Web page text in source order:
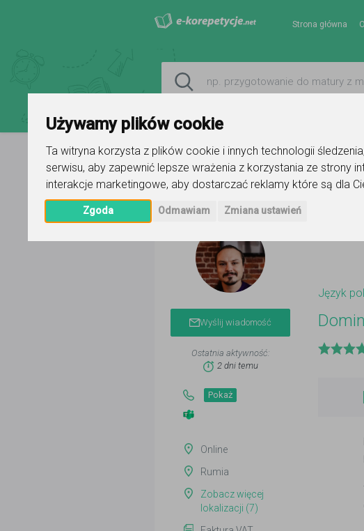
Używamy plików cookie
Ta witryna korzysta z plików cookie i innych technologii
serwisu, aby zapewnić lepsze wrażenia z korzystania ze strony
interakcje marketingowe, aby dostarczać reklamy które są dla
Zgoda Odmawiam Zmiana ustawień
Strona główna
Strona główna Dominik Ogłoszenie
Wyślij wiadomość
Ostatnia aktywność:
2 dni temu
Pokaż
Online
Rumia
Zobacz więcej
lokalizacji (7)
Język